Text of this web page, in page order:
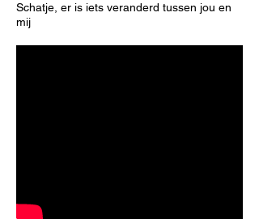
Schatje, er is iets veranderd tussen jou en
mij